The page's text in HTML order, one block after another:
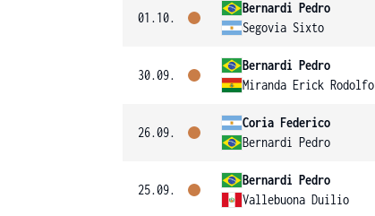
01.10.
Bernardi Pedro
Segovia Sixto
30.09.
Bernardi Pedro
Miranda Erick Rodolfo
26.09.
Coria Federico
Bernardi Pedro
25.09.
Bernardi Pedro
Vallebuona Duilio